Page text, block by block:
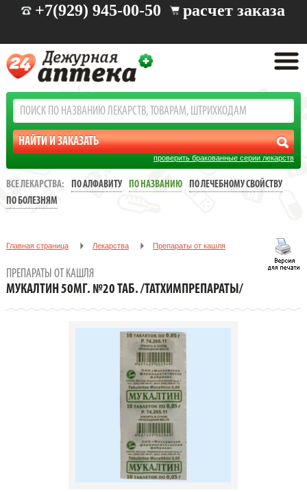
+7(929) 945-00-50 расчет заказа
проверить бракованные серии лекарств
ВСЕ ЛЕКАРСТВА: ПО АЛФАВИТУ ПО НАЗВАНИЮ
ПО ЛЕЧЕБНОМУ СВОЙСТВУ
ПО БОЛЕЗНЯМ
Главная страница Лекарства Препараты от кашля
ПРЕПАРАТЫ ОТ КАШЛЯ
МУКАЛТИН 50МГ. №20 ТАБ. /ТАТХИМПРЕПАРАТЫ/